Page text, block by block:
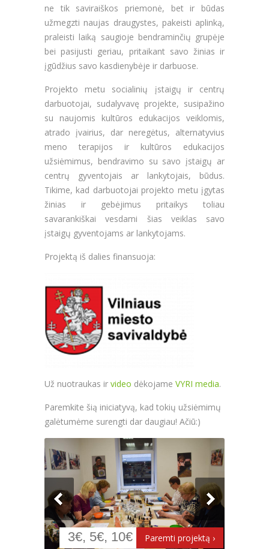
ne tik saviraiškos priemonė, bet ir būdas
užmegzti naujas draugystes, pakeisti aplinką,
praleisti laiką saugioje bendraminčių grupėje
bei pasijusti geriau, pritaikant savo žinias ir
įgūdžius savo kasdienybėje ir darbuose.
Projekto metu socialinių įstaigų ir centrų
darbuotojai, sudalyvavę projekte, susipažino
su naujomis kultūros edukacijos veiklomis,
atrado įvairius, dar neregėtus, alternatyvius
meno terapijos ir kultūros edukacijos
užsiėmimus, bendravimo su savo įstaigų ar
centrų gyventojais ar lankytojais, būdus.
Tikime, kad darbuotojai projekto metu įgytas
žinias ir gebėjimus pritaikys toliau
savarankiškai vesdami šias veiklas savo
įstaigų gyventojams ar lankytojams.
Projektą iš dalies finansuoja:
Už nuotraukas ir video dėkojame VYRI media.
Paremkite šią iniciatyvą, kad tokių užsiėmimų
galėtumėme surengti dar daugiau! Ačiū:)